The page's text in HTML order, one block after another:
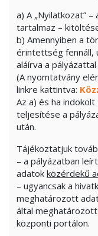
a) A „Nyilatkozat”
tartalmaz –
b) Amennyiben a
érintettség fennáll,
aláírva a
(A nyomtatvány
linkre kattintva:
Az a) és ha
teljesítése a
után.
Tájékoztatjuk
– a pályázatban
adatok közérdekű
– ugyancsak a
meghatározott
által meghatározott
központi portálon.